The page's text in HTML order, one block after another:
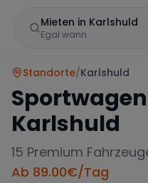
Mieten in Karlshuld
Egal wann
Standorte/Karlshuld
Karlshuld
15 Premium
Ab 89.00€/Tag